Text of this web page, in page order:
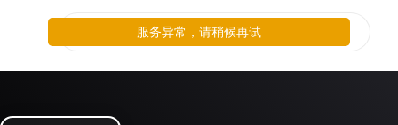
服务异常，请稍候再试